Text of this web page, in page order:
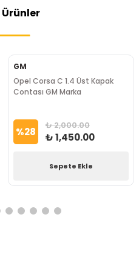
Ürünler
GM
Opel Corsa C 1.4 Üst Kapak
Contası GM Marka
%28 ₺ 2,000.00
₺ 1,450.00
Sepete Ekle